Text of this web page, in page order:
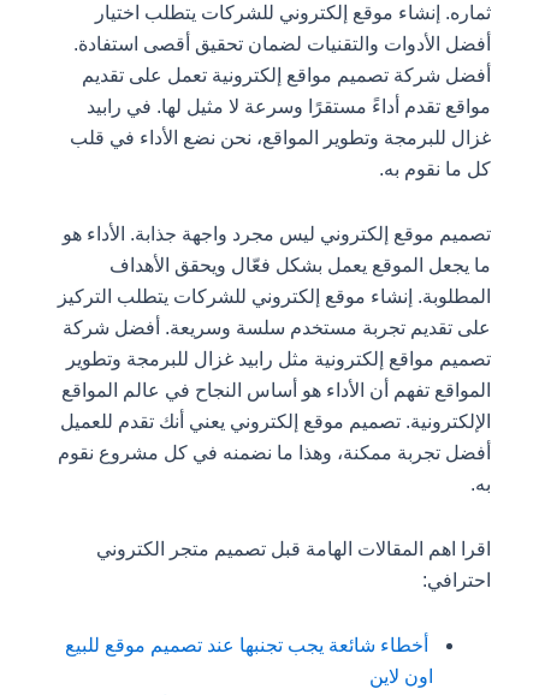
ثماره. إنشاء موقع إلكتروني للشركات يتطلب اختيار
أفضل الأدوات والتقنيات لضمان تحقيق أقصى استفادة.
أفضل شركة تصميم مواقع إلكترونية تعمل على تقديم
مواقع تقدم أداءً مستقرًا وسرعة لا مثيل لها. في رابيد
غزال للبرمجة وتطوير المواقع، نحن نضع الأداء في قلب
كل ما نقوم به.
تصميم موقع إلكتروني ليس مجرد واجهة جذابة. الأداء هو
ما يجعل الموقع يعمل بشكل فعّال ويحقق الأهداف
المطلوبة. إنشاء موقع إلكتروني للشركات يتطلب التركيز
على تقديم تجربة مستخدم سلسة وسريعة. أفضل شركة
تصميم مواقع إلكترونية مثل رابيد غزال للبرمجة وتطوير
المواقع تفهم أن الأداء هو أساس النجاح في عالم المواقع
الإلكترونية. تصميم موقع إلكتروني يعني أنك تقدم للعميل
أفضل تجربة ممكنة، وهذا ما نضمنه في كل مشروع نقوم
اقرا اهم المقالات الهامة قبل تصميم متجر الكتروني
احترافي:
أخطاء شائعة يجب تجنبها عند تصميم موقع للبيع
اون لاين